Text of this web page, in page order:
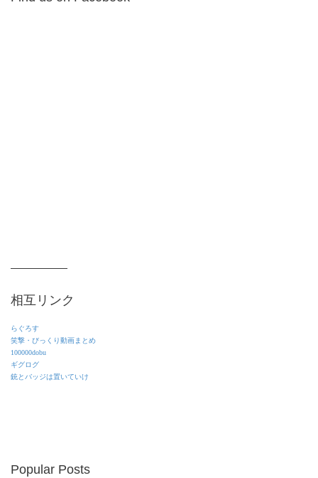
相互リンク
らぐろす
笑撃・びっくり動画まとめ
100000dobu
ギグログ
銃とバッジは置いていけ
Popular Posts